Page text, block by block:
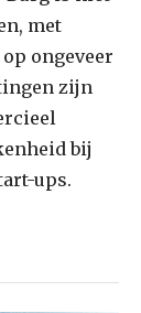
met
ongeveer
zijn
bij
ups.